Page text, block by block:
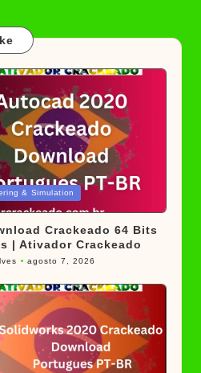
& Simulation
Crackeado 64 Bits
| Ativador Crackeado
agosto 7, 2026